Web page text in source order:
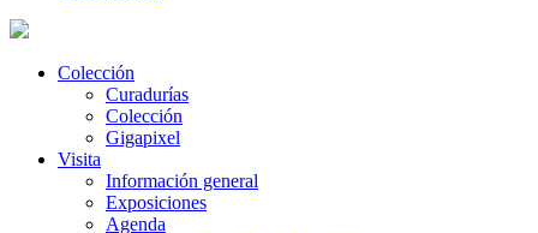
Colección
Curadurías
Colección
Gigapixel
Visita
Información general
Exposiciones
Agenda